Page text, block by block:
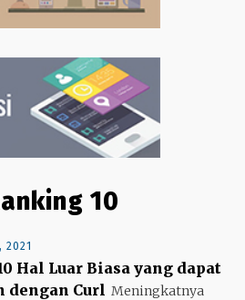
10
2021
Hal Luar Biasa yang dapat
dengan Curl Meningkatnya